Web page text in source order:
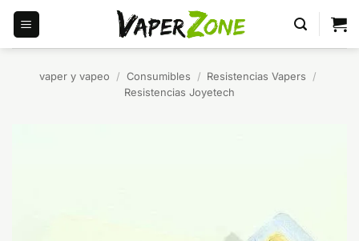
Saltar
contenido
vaper y vapeo / Consumibles / Resistencias Vapers
/
Resistencias Joyetech